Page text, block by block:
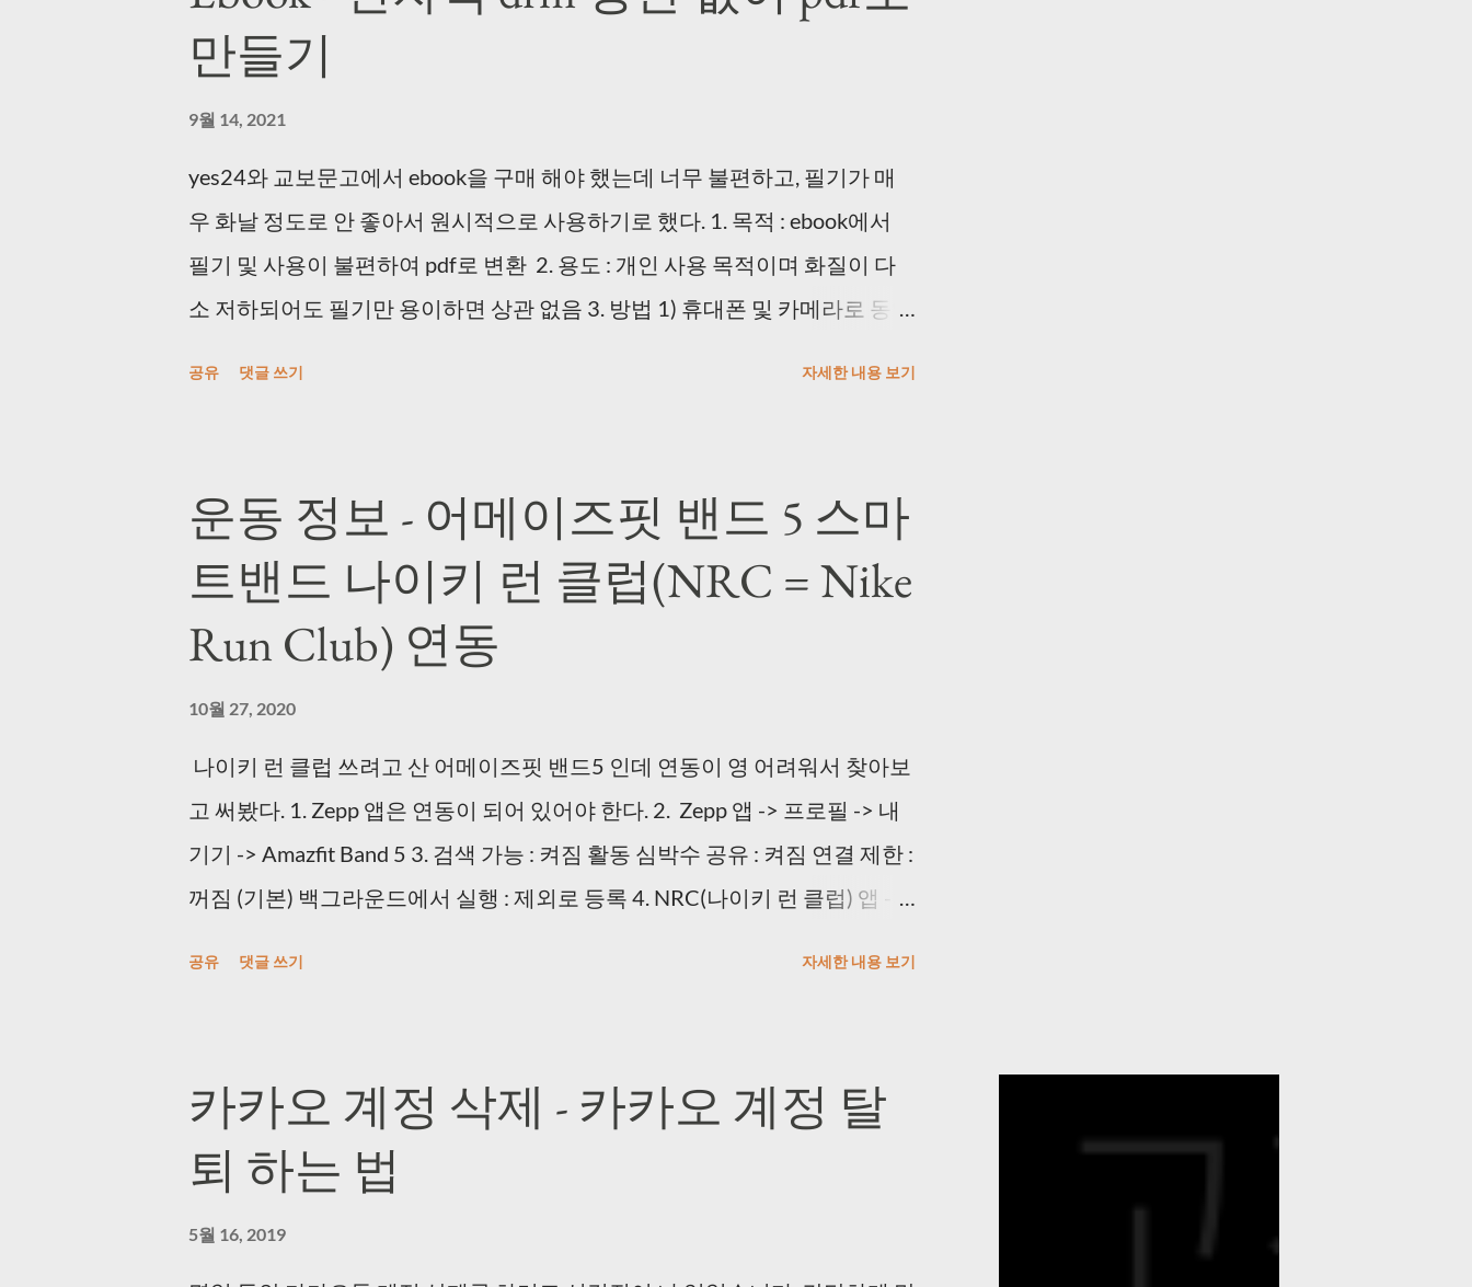
만들기
9월 14, 2021
yes24와 교보문고에서 ebook을 구매 해야 했는데 너무 불편하고, 필기가 매
우 화날 정도로 안 좋아서 원시적으로 사용하기로 했다. 1. 목적 : ebook에서
필기 및 사용이 불편하여 pdf로 변환 2. 용도 : 개인 사용 목적이며 화질이 다
소 저하되어도 필기만 용이하면 상관 없음 3. 방법 1) 휴대폰 및 카메라로 동영
도 괜찮았다. (2) AutoClick.exe
> http://bestsoftwarecenter.blogspot.com/2011/02/autoclick-22.html 이 걸
로 잘 사용했다. 3초마다 한 번 클릭하도록 사용했다. 3) 동영상을 이미지로 변
경해주는 프로그램을 사용했다. Free Video to JPG Converter >
https://www.dvdvideosoft.com/products/dvd/Free-Video-to-JPG-
다. 5) 이미지를 일괄 Crop 작업 해주는 프로그램을 사용했다. JPEGCrops
공유 댓글 쓰기 자세한 내용 보기
운동 정보 - 어메이즈핏 밴드 5 스마
트밴드 나이키 런 클럽(NRC = Nike
Run Club) 연동
10월 27, 2020
나이키 런 클럽 쓰려고 산 어메이즈핏 밴드5 인데 연동이 영 어려워서 찾아보
고 써봤다. 1. Zepp 앱은 연동이 되어 있어야 한다. 2. Zepp 앱 -> 프로필 -> 내
기기 -> Amazfit Band 5 3. 검색 가능 : 켜짐 활동 심박수 공유 : 켜짐 연결 제한 :
꺼짐 (기본) 백그라운드에서 실행 : 제외로 등록 4. NRC(나이키 런 클럽) 앱 ->
공유 댓글 쓰기 자세한 내용 보기
카카오 계정 삭제 - 카카오 계정 탈
퇴 하는 법
5월 16, 2019